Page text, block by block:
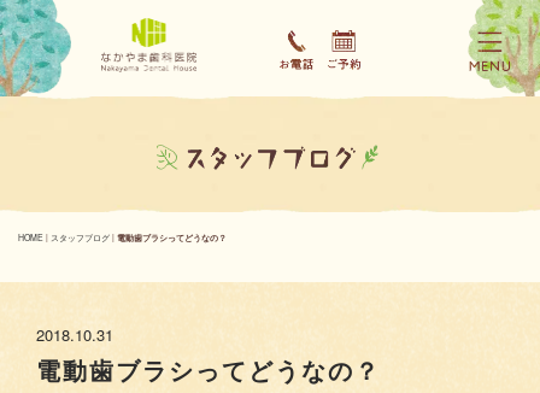
HOME | スタッフブログ | 電動歯ブラシってどうなの？
2018.10.31
電動歯ブラシってどうなの？